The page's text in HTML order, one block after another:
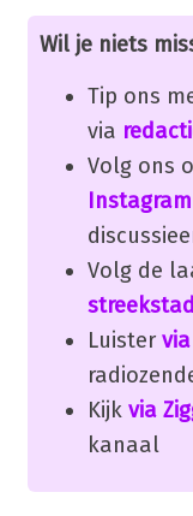
Wil je niets
Tip ons
via
Volg ons
Instagram
Volg de
Luister
Kijk via
kanaal